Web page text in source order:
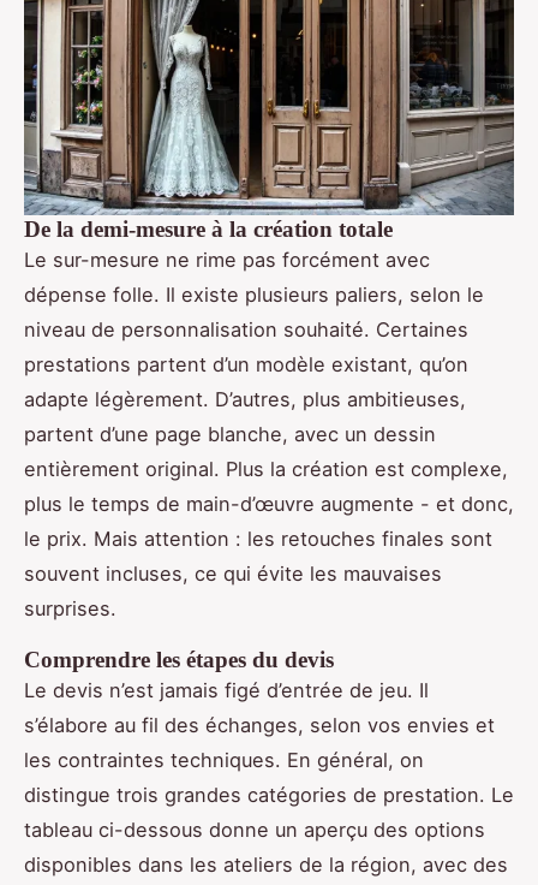
De la demi-mesure à la création totale
Le sur-mesure ne rime pas forcément avec
dépense folle. Il existe plusieurs paliers, selon le
niveau de personnalisation souhaité. Certaines
prestations partent d’un modèle existant, qu’on
adapte légèrement. D’autres, plus ambitieuses,
partent d’une page blanche, avec un dessin
entièrement original. Plus la création est complexe,
plus le temps de main-d’œuvre augmente - et donc,
le prix. Mais attention : les retouches finales sont
souvent incluses, ce qui évite les mauvaises
surprises.
Comprendre les étapes du devis
Le devis n’est jamais figé d’entrée de jeu. Il
s’élabore au fil des échanges, selon vos envies et
les contraintes techniques. En général, on
distingue trois grandes catégories de prestation. Le
tableau ci-dessous donne un aperçu des options
disponibles dans les ateliers de la région, avec des